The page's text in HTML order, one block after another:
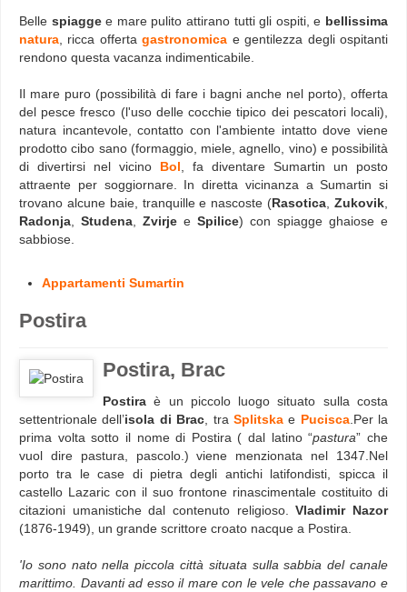
Belle spiaggee mare pulito attirano tutti gli ospiti, e bellissima
natura , ricca offertagastronomica e gentilezza degli ospitanti
rendono questa vacanza indimenticabile
Il mare puro (possibilità di fare i bagni anche nel porto), offerta
del pesce fresco (l'uso delle cocchie tipico dei pescatori locali),
natura incantevole, contatto con l'ambiente intatto dove viene
prodotto cibo sano (formaggio, miele, agnello, vino) e possibilità
di divertirsi nel vicino Bol , fa diventare Sumartin un posto
attraente per soggiornare. In diretta vicinanza a Sumartin si
trovano alcune baie, tranquille e nascoste (Rasotica ,Zukovik
Radonja
Studena Zvirje e Spilice) con spiagge ghaiose e
sabbiose.
Appartamenti Sumartin
Postira
Postira, Brac
Postiraè un piccolo luogo situato sulla costa
settentrionale dell’isola di Brac , tra Splitskae Pucisca.Per la
prima volta sotto il nome di Postira ( dal latino “pastura” che
vuol dire pastura, pascolo.) viene menzionata nel 1347.Nel
porto tra le case di pietra degli antichi latifondisti, spicca il
castello Lazaric con il suo frontone rinascimentale costituito di
citazioni umanistiche dal contenuto religioso.Vladimir Nazor
(1876-1949), un grande scrittore croato nacque a Postira.
'Io sono nato nella piccola città situata sulla sabbia del canale
marittimo. Davanti ad esso il mare con le vele che passavano e